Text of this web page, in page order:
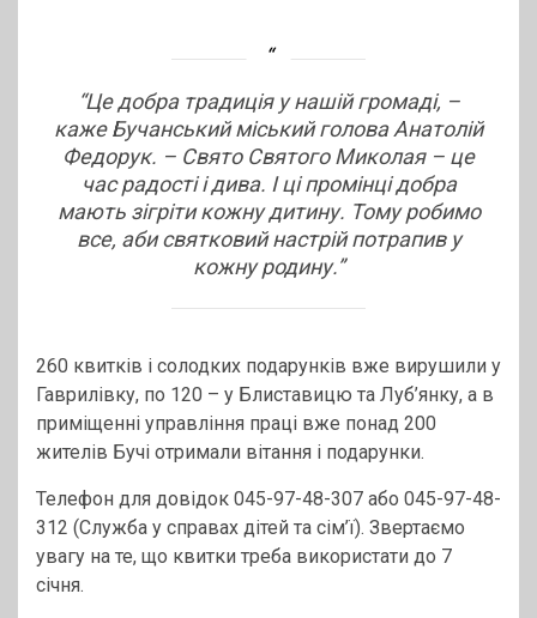
“Це добра традиція у нашій громаді, –
каже Бучанський міський голова Анатолій
Федорук. – Свято Святого Миколая – це
час радості і дива. І ці промінці добра
мають зігріти кожну дитину. Тому робимо
все, аби святковий настрій потрапив у
кожну родину.”
260 квитків і солодких подарунків вже вирушили у
Гаврилівку, по 120 – у Блиставицю та Луб’янку, а в
приміщенні управління праці вже понад 200
жителів Бучі отримали вітання і подарунки.
Телефон для довідок 045-97-48-307 або 045-97-48-
312 (Служба у справах дітей та сім’ї). Звертаємо
увагу на те, що квитки треба використати до 7
січня.